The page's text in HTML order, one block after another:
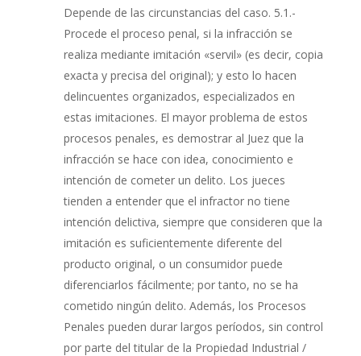
Depende de las circunstancias del caso. 5.1.-
Procede el proceso penal, si la infracción se
realiza mediante imitación «servil» (es decir, copia
exacta y precisa del original); y esto lo hacen
delincuentes organizados, especializados en
estas imitaciones. El mayor problema de estos
procesos penales, es demostrar al Juez que la
infracción se hace con idea, conocimiento e
intención de cometer un delito. Los jueces
tienden a entender que el infractor no tiene
intención delictiva, siempre que consideren que la
imitación es suficientemente diferente del
producto original, o un consumidor puede
diferenciarlos fácilmente; por tanto, no se ha
cometido ningún delito. Además, los Procesos
Penales pueden durar largos períodos, sin control
por parte del titular de la Propiedad Industrial /